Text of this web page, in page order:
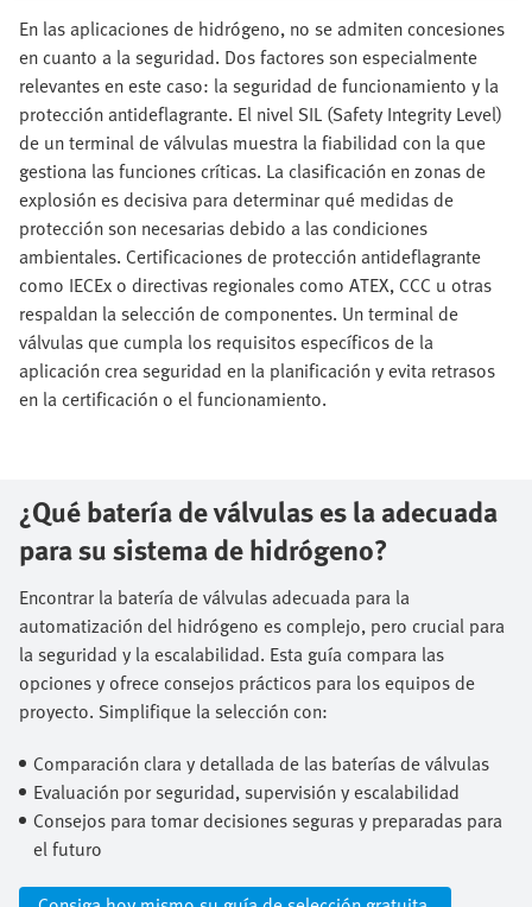
En las aplicaciones de hidrógeno, no se admiten concesiones
en cuanto a la seguridad. Dos factores son especialmente
relevantes en este caso: la seguridad de funcionamiento y la
protección antideflagrante. El nivel SIL (Safety Integrity Level)
de un terminal de válvulas muestra la fiabilidad con la que
gestiona las funciones críticas. La clasificación en zonas de
explosión es decisiva para determinar qué medidas de
protección son necesarias debido a las condiciones
ambientales. Certificaciones de protección antideflagrante
como IECEx o directivas regionales como ATEX, CCC u otras
respaldan la selección de componentes. Un terminal de
válvulas que cumpla los requisitos específicos de la
aplicación crea seguridad en la planificación y evita retrasos
en la certificación o el funcionamiento.
¿Qué batería de válvulas es la adecuada
para su sistema de hidrógeno?
Encontrar la batería de válvulas adecuada para la
automatización del hidrógeno es complejo, pero crucial para
la seguridad y la escalabilidad. Esta guía compara las
opciones y ofrece consejos prácticos para los equipos de
proyecto. Simplifique la selección con:​
Comparación clara y detallada de las baterías de válvulas​
Evaluación por seguridad, supervisión y escalabilidad​
Consejos para tomar decisiones seguras y preparadas para
el futuro